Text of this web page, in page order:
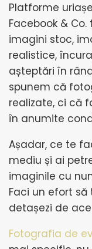
Platforme
Facebook &
imagini stoc,
realistice,
așteptări în
spunem că
realizate, ci că
în anumite
Așadar, ce te
mediu și ai
imaginile cu
Faci un efort
detașezi de
Fotografia de